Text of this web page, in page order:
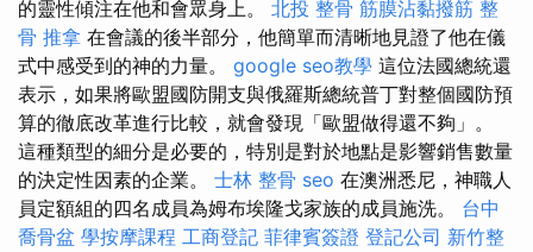
的靈性傾注在他和會眾身上。 北投 整骨 筋膜沾黏撥筋 整
骨 推拿 在會議的後半部分，他簡單而清晰地見證了他在儀
式中感受到的神的力量。 google seo教學 這位法國總統還
表示，如果將歐盟國防開支與俄羅斯總統普丁對整個國防預
算的徹底改革進行比較，就會發現「歐盟做得還不夠」。
這種類型的細分是必要的，特別是對於地點是影響銷售數量
的決定性因素的企業。 士林 整骨 seo 在澳洲悉尼，神職人
員定額組的四名成員為姆布埃隆戈家族的成員施洗。 台中
喬骨盆 學按摩課程 工商登記 菲律賓簽證 登記公司 新竹整